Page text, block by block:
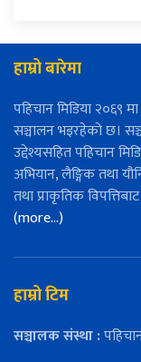
हाम्रो बारेमा
पहिचान मिडिया २०६९
सञ्चालन भइरहेको छ।
उद्देश्यसहित पहिचान
अभियान, लैङ्गिक तथा
तथा प्राकृतिक
(more…)
हाम्रो टिम
सञ्चालक संस्था :